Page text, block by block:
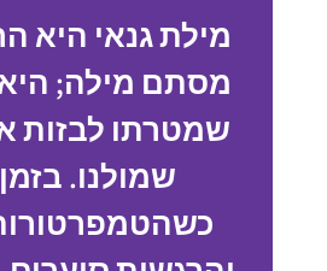
מילת גנאי היא
מסתם מילה;
שמטרתו לבזות
שמולנו.